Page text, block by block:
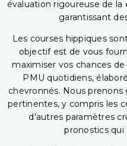
évaluation rigoureuse de
garantissant
Les courses hippiques
objectif est de vous
maximiser vos chances
PMU quotidiens,
chevronnés. Nous
pertinentes, y compris les
d'autres paramètres
pronostics